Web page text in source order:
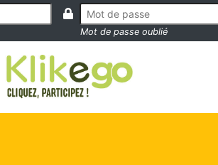
Mot de passe oublié